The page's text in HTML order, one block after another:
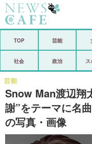
芸能
恋愛
コメントポスト
TOP 芸能
社会 政治 ス
Snow Man渡辺翔
謝”をテーマに名
の写真・画像
芸能